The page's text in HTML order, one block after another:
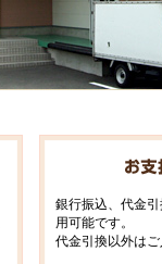
銀行振込、代金
用可能です。
代金引換以外は